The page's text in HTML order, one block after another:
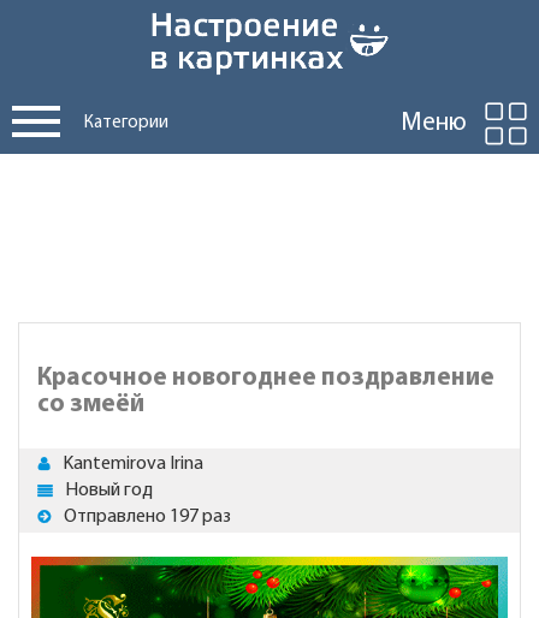
Категории Меню
Красочное новогоднее поздравление
со змеёй
Kantemirova Irina
Новый год
Отправлено 197 раз